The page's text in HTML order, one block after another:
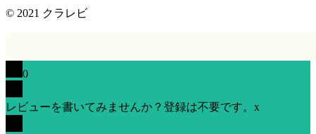
© 2021 クラレビ
0
レビューを書いてみませんか？登録は不要です。 x